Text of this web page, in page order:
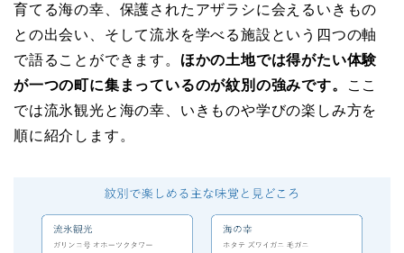
育てる海の幸、保護されたアザラシに会えるいきもの
との出会い、そして流氷を学べる施設という四つの軸
で語ることができます。 ほかの土地では得がたい体験
が一つの町に集まっているのが紋別の強みです。
ここ
では流氷観光と海の幸、いきものや学びの楽しみ方を
順に紹介します。